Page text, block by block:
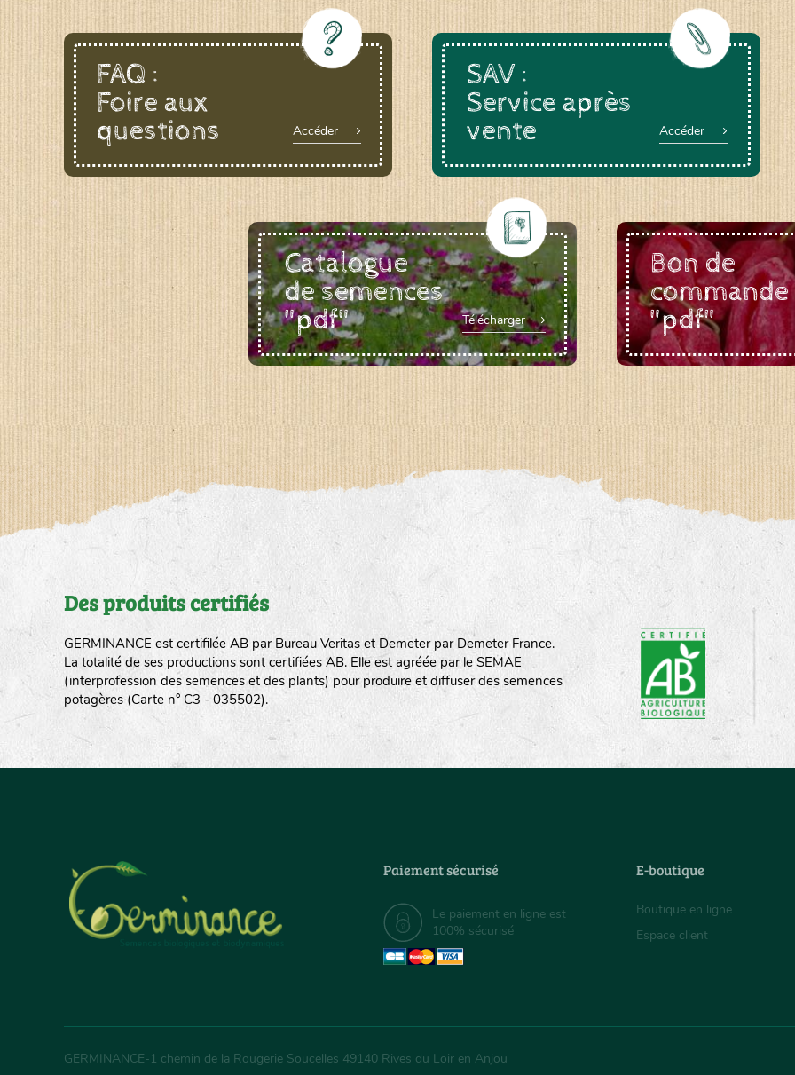
www.semaille.com
FAQ :
Foire aux
questions
Accéder
SAV :
Service après
vente
Accéder
Catalogue
de semences
"pdf"
Télécharger
Bon de
commande
"pdf"
Des produits certifiés
GERMINANCE est certifilée AB par Bureau Veritas et Demeter par Demeter France.
La totalité de ses productions sont certifiées AB. Elle est agréée par le SEMAE
(interprofession des semences et des plants) pour produire et diffuser des semences
potagères (Carte n° C3 - 035502).
Paiement sécurisé
Le paiement en ligne est
100% sécurisé
E-boutique
Boutique en ligne
Espace client
GERMINANCE-1 chemin de la Rougerie Soucelles 49140 Rives du Loir en Anjou